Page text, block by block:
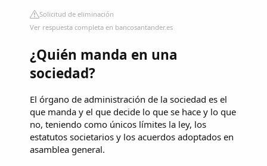
Solicitud de eliminación
Ver respuesta completa en bancosantander.es
¿Quién manda en una
sociedad?
El órgano de administración de la sociedad es el
que manda y el que decide lo que se hace y lo que
no, teniendo como únicos límites la ley, los
estatutos societarios y los acuerdos adoptados en
asamblea general.